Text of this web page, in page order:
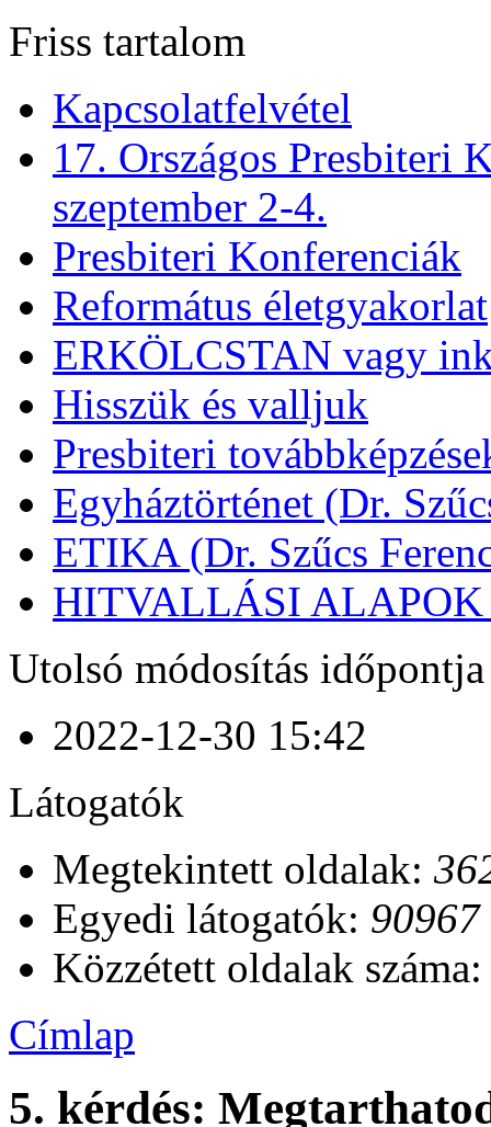
Friss tartalom
Kapcsolatfelvétel
17. Országos Presbiteri
szeptember 2-4.
Presbiteri Konferenciák
Református életgyakorlat
ERKÖLCSTAN vagy
Hisszük és valljuk
Presbiteri
Egyháztörténet (Dr.
ETIKA (Dr. Szűcs
HITVALLÁSI ALAPOK
Utolsó módosítás időpontja
2022-12-30 15:42
Látogatók
Megtekintett oldalak:
Egyedi látogatók: 90967
Közzétett oldalak
Címlap
5. kérdés: